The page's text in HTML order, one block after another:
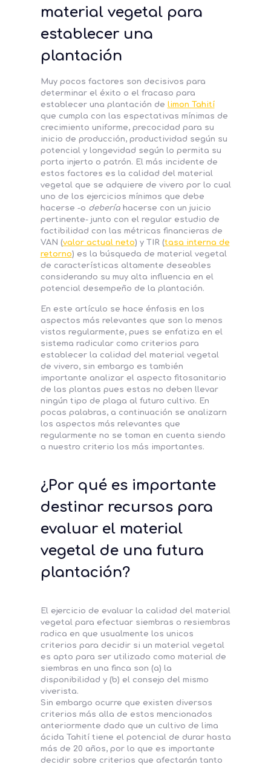
material vegetal para
establecer una
plantación
Muy pocos factores son decisivos para
determinar el éxito o el fracaso para
establecer una plantación de limon Tahití
que cumpla con las espectativas mínimas de
crecimiento uniforme, precocidad para su
inicio de producción, productividad según su
potencial y longevidad según lo permita su
porta injerto o patrón. El más incidente de
estos factores es la calidad del material
vegetal que se adquiere de vivero por lo cual
uno de los ejercicios mínimos que debe
hacerse -o debería hacerse con un juicio
pertinente- junto con el regular estudio de
factibilidad con las métricas financieras de
VAN (valor actual neto) y TIR (tasa interna de
retorno) es la búsqueda de material vegetal
de características altamente deseables
considerando su muy alta influencia en el
potencial desempeño de la plantación.
En este artículo se hace énfasis en los
aspectos más relevantes que son lo menos
vistos regularmente, pues se enfatiza en el
sistema radicular como criterios para
establecer la calidad del material vegetal
de vivero, sin embargo es también
importante analizar el aspecto fitosanitario
de las plantas pues estas no deben llevar
ningún tipo de plaga al futuro cultivo. En
pocas palabras, a continuación se analizarn
los aspectos más relevantes que
regularmente no se toman en cuenta siendo
a nuestro criterio los más importantes.
¿Por qué es importante
destinar recursos para
evaluar el material
vegetal de una futura
plantación?
El ejercicio de evaluar la calidad del material
vegetal para efectuar siembras o resiembras
radica en que usualmente los unicos
criterios para decidir si un material vegetal
es apto para ser utilizado como material de
siembras en una finca son (a) la
disponibilidad y (b) el consejo del mismo
viverista.
Sin embargo ocurre que existen diversos
criterios más alla de estos mencionados
anteriormente dado que un cultivo de lima
ácida Tahití tiene el potencial de durar hasta
más de 20 años, por lo que es importante
decidir sobre criterios que afectarán tanto